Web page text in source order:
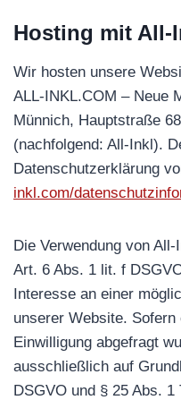
Hosting mit All-
Wir hosten unsere
ALL-INKL.COM – Neue
Münnich, Hauptstraße
(nachfolgend: All-Inkl).
Datenschutzerklärung
inkl.com/
Die Verwendung von
Art. 6 Abs. 1 lit. f
Interesse an einer
unserer Website. Sofern
Einwilligung abgefragt
ausschließlich auf
DSGVO und § 25 Abs.